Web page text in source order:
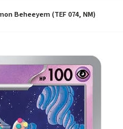
Beheeyem (TEF 074, NM)